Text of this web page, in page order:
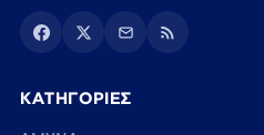
ΚΑΤΗΓΟΡΙΕΣ